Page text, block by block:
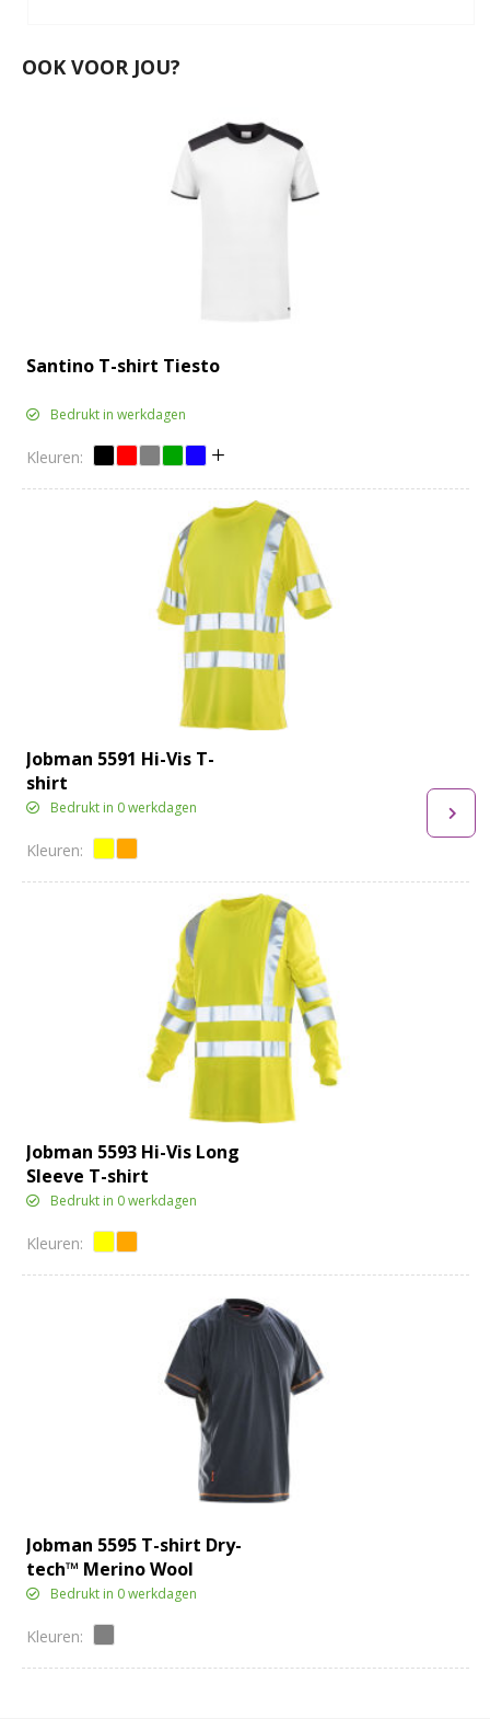
OOK VOOR JOU?
Santino T-shirt Tiesto
Bedrukt in werkdagen
Jobman 5591 Hi-Vis T-
shirt
Bedrukt in 0 werkdagen
Jobman 5593 Hi-Vis Long
Sleeve T-shirt
Bedrukt in 0 werkdagen
Jobman 5595 T-shirt Dry-
tech™ Merino Wool
Bedrukt in 0 werkdagen